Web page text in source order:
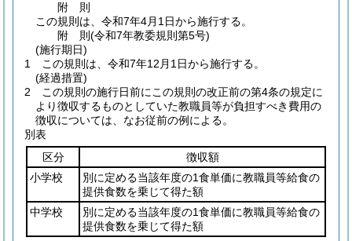
附 則
この規則は、令和7年4月1日から施行する。
附 則(令和7年教委規則第5号)
(施行期日)
1
この規則は、令和7年12月1日から施行する。
(経過措置)
2
この規則の施行日前にこの規則の改正前の第4条の規定に
より徴収するものとしていた教職員等が負担すべき費用の
徴収については、なお従前の例による。
別表
区分
徴収額
小学校
別に定める当該年度の1食単価に教職員等給食の
提供食数を乗じて得た額
中学校
別に定める当該年度の1食単価に教職員等給食の
提供食数を乗じて得た額